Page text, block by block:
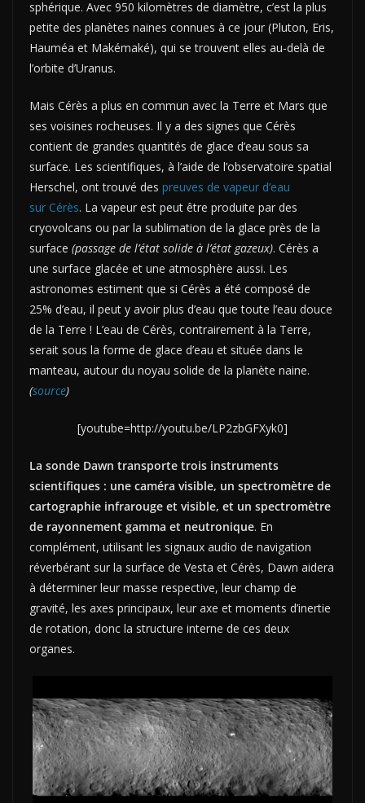
sphérique. Avec 950 kilomètres de diamètre, c’est la plus
petite des planètes naines connues à ce jour (Pluton, Eris,
Hauméa et Makémaké), qui se trouvent elles au-delà de
l’orbite d’Uranus.
Mais Cérès a plus en commun avec la Terre et Mars que
ses voisines rocheuses. Il y a des signes que Cérès
contient de grandes quantités de glace d’eau sous sa
surface. Les scientifiques, à l’aide de l’observatoire spatial
Herschel, ont trouvé des preuves de vapeur d’eau
sur Cérès. La vapeur est peut être produite par des
cryovolcans ou par la sublimation de la glace près de la
surface (passage de l’état solide à l’état gazeux). Cérès a
une surface glacée et une atmosphère aussi. Les
astronomes estiment que si Cérès a été composé de
25% d’eau, il peut y avoir plus d’eau que toute l’eau douce
de la Terre ! L’eau de Cérès, contrairement à la Terre,
serait sous la forme de glace d’eau et située dans le
manteau, autour du noyau solide de la planète naine.
(source)
[youtube=http://youtu.be/LP2zbGFXyk0]
La sonde Dawn transporte trois instruments
scientifiques : une caméra visible, un spectromètre de
cartographie infrarouge et visible, et un spectromètre
de rayonnement gamma et neutronique. En
complément, utilisant les signaux audio de navigation
réverbérant sur la surface de Vesta et Cérès, Dawn aidera
à déterminer leur masse respective, leur champ de
gravité, les axes principaux, leur axe et moments d’inertie
de rotation, donc la structure interne de ces deux
organes.